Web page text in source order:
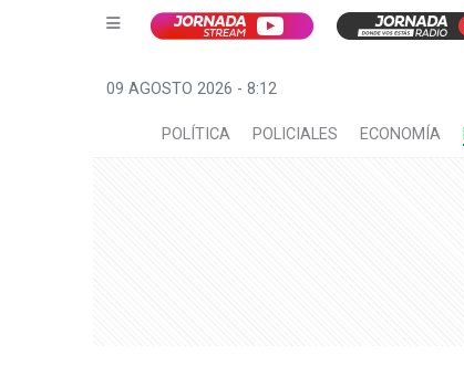
09 AGOSTO 2026 - 8:12
POLÍTICA POLICIALES ECONOMÍA